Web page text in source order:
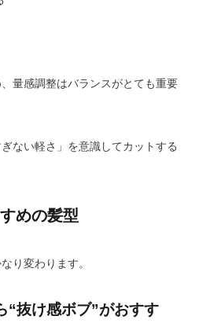
量感調整はバランスがとても重要
ない軽さ」を意識してカットする
めの髪型
り変わります。
“抜け感ボブ”がおすす